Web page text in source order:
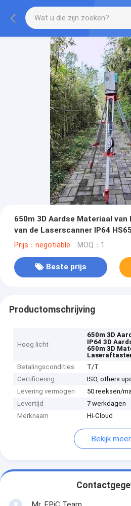
650m 3D Aardse Materiaal
van de Laserscanner IP64
Prijs：negotiable MOQ：1
Beste prijs
Productomschrijving
Hoog licht
650m 3D
IP64 3D
650m 3D
Betalingscondities
T/T
Certificering
ISO, others
Levering vermogen
50 reeksen/
Levertijd
7 werkdagen
Merknaam
Hi-Cloud
Bekijk meer